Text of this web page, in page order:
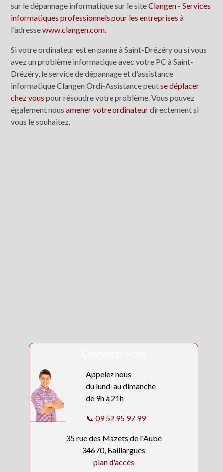
Appelez nous
du lundi au dimanche
de 9h à 21h
📞 09 52 95 97 99
35 rue des Mazets de l'Aube
34670, Baillargues
plan d'accès
sur le dépannage informatique sur le siteClangen - Services
informatiques professionnels pour les entreprises à
l'adressewww.clangen.com.
Si votre ordinateur est en panne à Saint-Drézéry ou si vous
avez un problème informatique avec votre PC à Saint-
Drézéry, le service de dépannage et d'assistance
informatique Clangen Ordi-Assistance peutse déplacer
chez vous pour résoudre votre problème. Vous pouvez
également nousamener votre ordinateurdirectement si
vous le souhaitez.